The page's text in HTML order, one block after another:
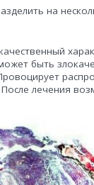
на
быть
лечения